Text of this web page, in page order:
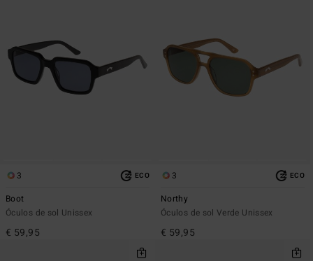
3 ECO
Boot
Óculos de sol Unissex
€ 59,95
3 ECO
Northy
Óculos de sol Verde Unissex
€ 59,95